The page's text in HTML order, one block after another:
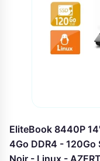
EliteBook 8440P
4Go DDR4 - 120Go
Noir - Linux -